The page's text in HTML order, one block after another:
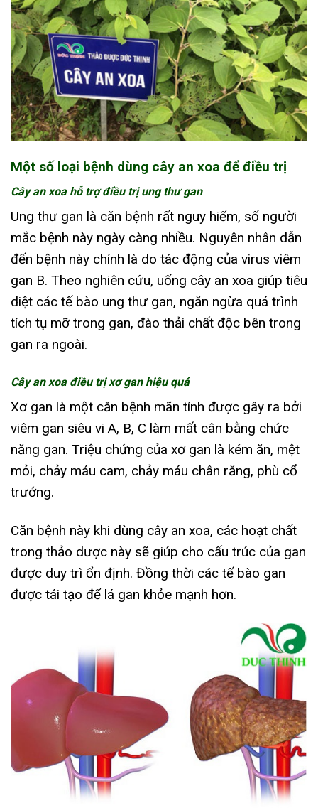
Một số loại bệnh dùng cây an xoa để điều trị
Cây an xoa hỗ trợ điều trị ung thư gan
Ung thư gan là căn bệnh rất nguy hiểm, số người
mắc bệnh này ngày càng nhiều. Nguyên nhân dẫn
đến bệnh này chính là do tác động của virus viêm
gan B. Theo nghiên cứu, uống cây an xoa giúp tiêu
diệt các tế bào ung thư gan, ngăn ngừa quá trình
tích tụ mỡ trong gan, đào thải chất độc bên trong
gan ra ngoài.
Cây an xoa điều trị xơ gan hiệu quả
Xơ gan là một căn bệnh mãn tính được gây ra bởi
viêm gan siêu vi A, B, C làm mất cân bằng chức
năng gan. Triệu chứng của xơ gan là kém ăn, mệt
mỏi, chảy máu cam, chảy máu chân răng, phù cổ
trướng.
Căn bệnh này khi dùng cây an xoa, các hoạt chất
trong thảo dược này sẽ giúp cho cấu trúc của gan
được duy trì ổn định. Đồng thời các tế bào gan
được tái tạo để lá gan khỏe mạnh hơn.